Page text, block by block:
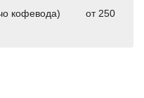
кофевода)
от 250